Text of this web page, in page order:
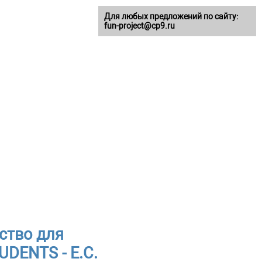
для
- E.C.
Для любых предложений по сайту:
fun-project@cp9.ru